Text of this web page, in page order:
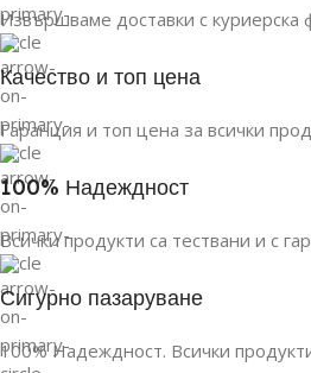
Извършваме доставки с куриерска
Качество и топ цена
Гаранция и топ цена за всички
100% Надеждност
Всички продукти са тествани и с
Сигурно пазаруване
100% Надеждност. Всички